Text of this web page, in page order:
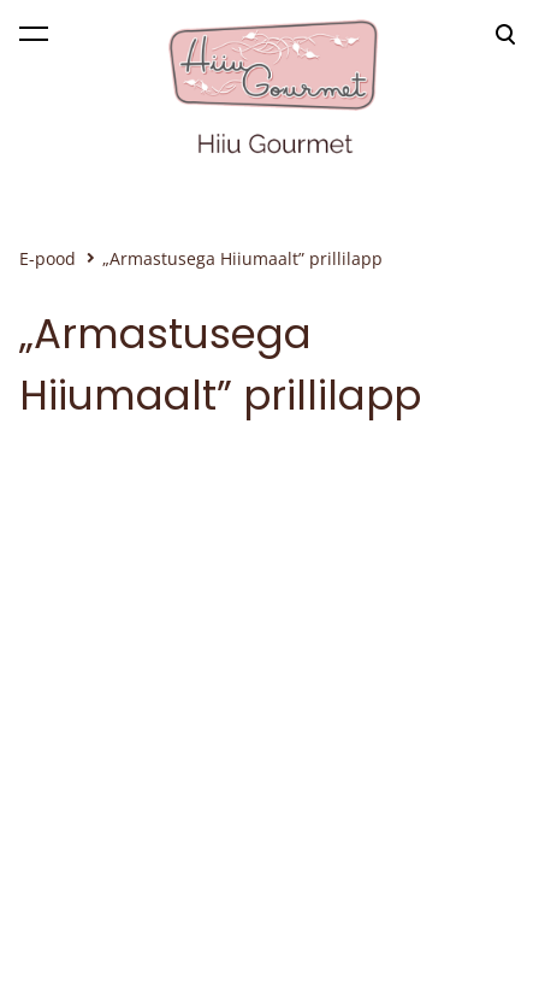
lisati ostukorvi. Vaata ostukorvi
E-pood „Armastusega Hiiumaalt” prillilapp
„Armastusega
Hiiumaalt” prillilapp